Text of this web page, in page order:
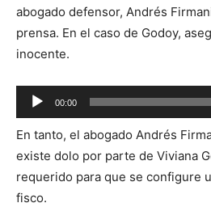
abogado defensor, Andrés
prensa. En el caso de Godoy,
inocente.
Reproductor
de
audio
00:00
En tanto, el abogado Andrés
existe dolo por parte de Viviana
requerido para que se configure
fisco.